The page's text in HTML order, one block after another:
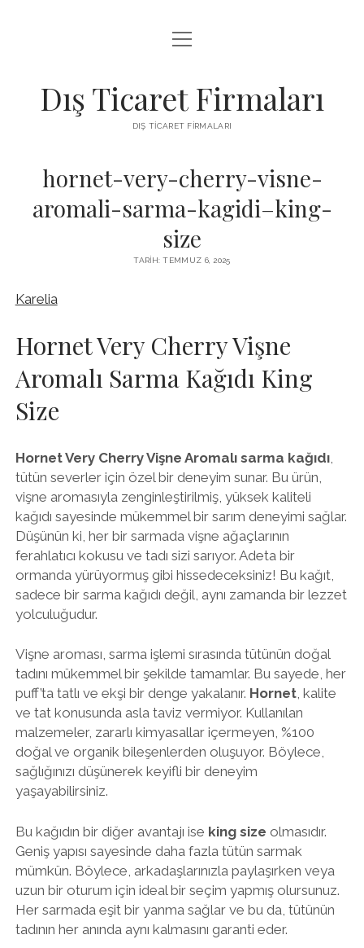
INSTAGRAM BEĞENI KASMA ÜCRETSIZ
SAYFA LISTESI
menüyü
aç
Dış Ticaret Firmaları
DIŞ TICARET FIRMALARI
hornet-very-cherry-visne-
aromali-sarma-kagidi–king-
size
TARIH: TEMMUZ 6, 2025
Karelia
Hornet Very Cherry Vişne
Aromalı Sarma Kağıdı King
Size
Hornet Very Cherry Vişne Aromalı sarma kağıdı,
tütün severler için özel bir deneyim sunar. Bu ürün,
vişne aromasıyla zenginleştirilmiş, yüksek kaliteli
kağıdı sayesinde mükemmel bir sarım deneyimi sağlar.
Düşünün ki, her bir sarmada vişne ağaçlarının
ferahlatıcı kokusu ve tadı sizi sarıyor. Adeta bir
ormanda yürüyormuş gibi hissedeceksiniz! Bu kağıt,
sadece bir sarma kağıdı değil, aynı zamanda bir lezzet
yolculuğudur.
Vişne aroması, sarma işlemi sırasında tütünün doğal
tadını mükemmel bir şekilde tamamlar. Bu sayede, her
puff’ta tatlı ve ekşi bir denge yakalanır. Hornet, kalite
ve tat konusunda asla taviz vermiyor. Kullanılan
malzemeler, zararlı kimyasallar içermeyen, %100
doğal ve organik bileşenlerden oluşuyor. Böylece,
sağlığınızı düşünerek keyifli bir deneyim
yaşayabilirsiniz.
Bu kağıdın bir diğer avantajı ise king size olmasıdır.
Geniş yapısı sayesinde daha fazla tütün sarmak
mümkün. Böylece, arkadaşlarınızla paylaşırken veya
uzun bir oturum için ideal bir seçim yapmış olursunuz.
Her sarmada eşit bir yanma sağlar ve bu da, tütünün
tadının her anında aynı kalmasını garanti eder.